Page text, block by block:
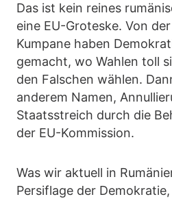
Das ist kein reines
eine EU-Groteske. Von
Kumpane haben
gemacht, wo Wahlen toll
den Falschen wählen.
anderem Namen,
Staatsstreich durch die
der EU-Kommission.
Was wir aktuell in
Persiflage der